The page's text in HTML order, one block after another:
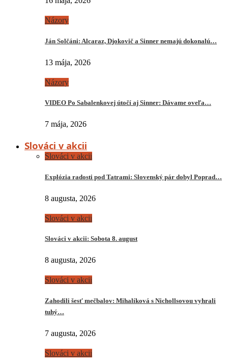
Názory
Ján Solčáni: Alcaraz, Djokovič a Sinner nemajú dokonalú…
13 mája, 2026
Názory
VIDEO Po Sabalenkovej útočí aj Sinner: Dávame oveľa…
7 mája, 2026
Slováci v akcii
Slováci v akcii
Explózia radosti pod Tatrami: Slovenský pár dobyl Poprad…
8 augusta, 2026
Slováci v akcii
Slováci v akcii: Sobota 8. august
8 augusta, 2026
Slováci v akcii
Zahodili šesť mečbalov: Mihalíková s Nichollsovou vyhrali
tuhý…
7 augusta, 2026
Slováci v akcii